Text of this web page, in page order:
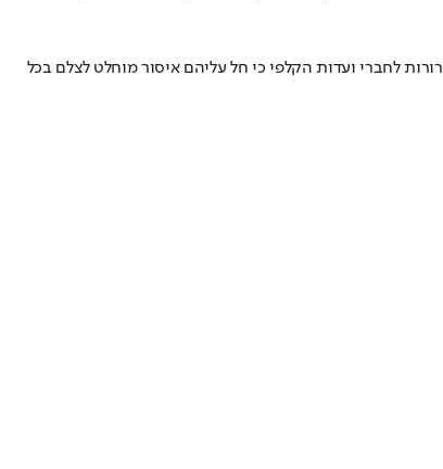
לחברי ועדות הקלפי כי חל עליהם איסור מוחלט לצלם בכל